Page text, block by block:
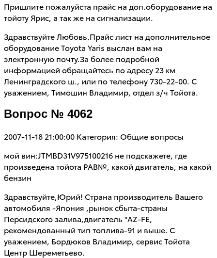
Пришлите пожалуйста прайс на доп.оборудование на
тойоту Ярис, а так же на сигнализации.
Здравствуйте Любовь.Прайс лист на дополнительное
оборудование Toyota Yaris выслан вам на
электронную почту.За более подробной
информацией обращайтесь по адресу 23 км
Ленинградского ш., или по телефону 730-22-00. С
уважением, Тимошин Владимир, отдел з/ч Тойота.
Вопрос № 4062
2007-11-18 21:00:00 Категория: Общие вопросы
мой вин:JTMBD31V975100216 не подскажете, где
произведена тойота РАВ№, какой двигатель, на какой
бензин
Здравствуйте,Юрий! Страна производитель Вашего
автомобиля -Япония ,рынок сбыта-страны
Персидского залива,двигатель "AZ-FE,
рекомендованный тип топлива-91 и выше. С
уважением, Бордюков Владимир, сервис Тойота
Центр Шереметьево.